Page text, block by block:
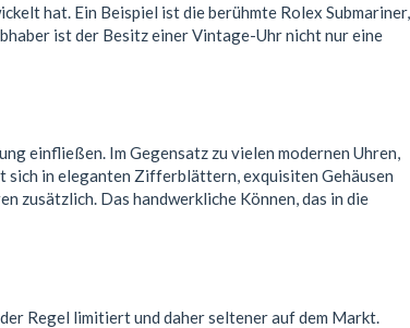
hat. Ein Beispiel ist die berühmte Rolex Submariner,
ist der Besitz einer Vintage-Uhr nicht nur eine
einfließen. Im Gegensatz zu vielen modernen Uhren,
in eleganten Zifferblättern, exquisiten Gehäusen
zusätzlich. Das handwerkliche Können, das in die
Regel limitiert und daher seltener auf dem Markt.